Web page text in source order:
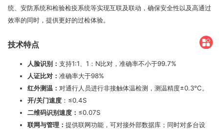
统、安防系统和检验检疫系统等实现互联及联动，确保安全性以及高通过
效率的同时，提供更好的过检体验。
技术特点
人脸识别： 支持1:1、1：N比对，准确率不小于99.7%
人证比对： 准确率大于98%
红外测温： 对通行人员进行非接触体温检测，测温精度±0.3℃。
开/关门速度 ：≤0.4S
二维码识别速度： ≤0.07S
联网与管理： 提供联网功能，可对接外部数据库；同时对多台设